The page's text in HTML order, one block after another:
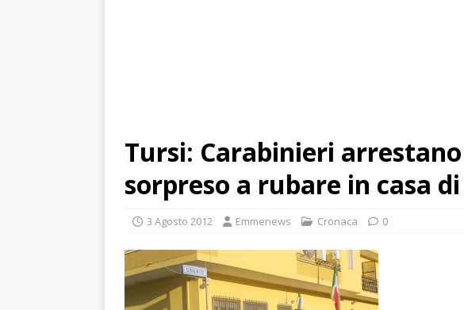
Tursi: Carabinieri
sorpreso a rubare in casa
3 Agosto 2012 Emmenews Cronaca 0